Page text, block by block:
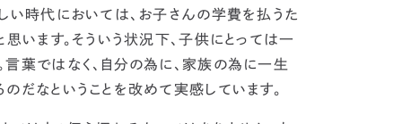
い時代においては、お子さんの学費を払うた
います。そういう状況下、子供にとっては一
葉ではなく、自分の為に、家族の為に一生
だなということを改めて実感しています。